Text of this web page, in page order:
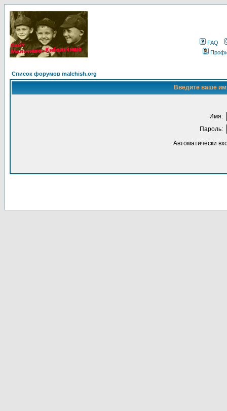
FAQ
Список форумов malchish.org
Введите ваше
Имя:
Пароль:
Автоматически